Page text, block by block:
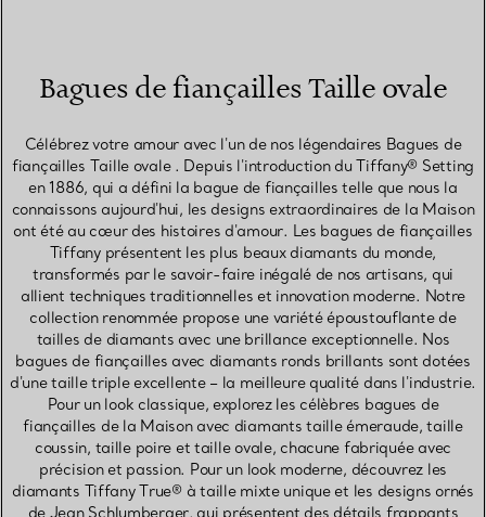
Bagues de fiançailles Taille ovale
Célébrez votre amour avec l'un de nos légendaires Bagues de
fiançailles Taille ovale . Depuis l'introduction du Tiffany® Setting
en 1886, qui a défini la bague de fiançailles telle que nous la
connaissons aujourd'hui, les designs extraordinaires de la Maison
ont été au cœur des histoires d'amour. Les bagues de fiançailles
Tiffany présentent les plus beaux diamants du monde,
transformés par le savoir-faire inégalé de nos artisans, qui
allient techniques traditionnelles et innovation moderne. Notre
collection renommée propose une variété époustouflante de
tailles de diamants avec une brillance exceptionnelle. Nos
bagues de fiançailles avec diamants ronds brillants sont dotées
d'une taille triple excellente – la meilleure qualité dans l'industrie.
Pour un look classique, explorez les célèbres bagues de
fiançailles de la Maison avec diamants taille émeraude, taille
coussin, taille poire et taille ovale, chacune fabriquée avec
précision et passion. Pour un look moderne, découvrez les
diamants Tiffany True® à taille mixte unique et les designs ornés
de Jean Schlumberger, qui présentent des détails frappants